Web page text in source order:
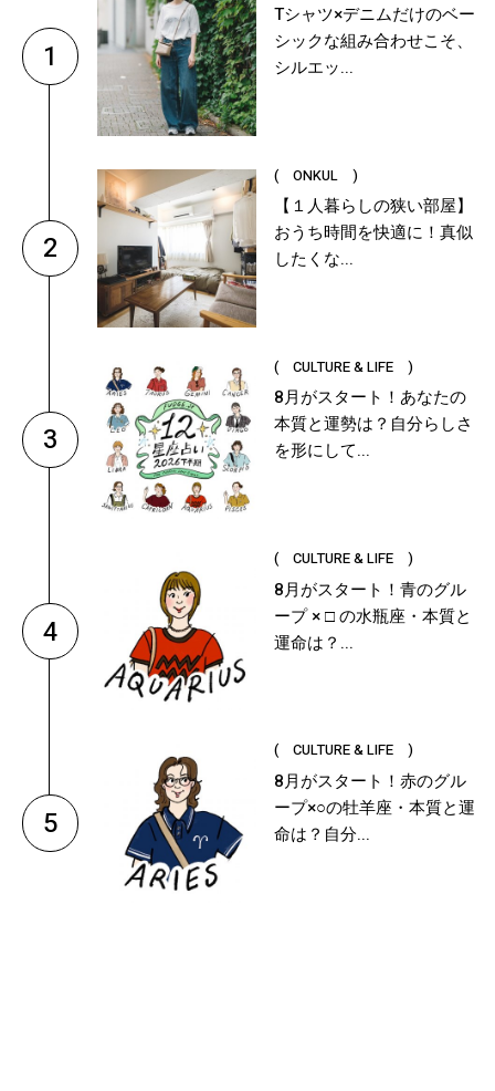
1
Tシャツ×デニムだけのベー
シックな組み合わせこそ、
シルエッ...
2
( ONKUL )
【１人暮らしの狭い部屋】
おうち時間を快適に！真似
したくな...
3
( CULTURE & LIFE )
8月がスタート！あなたの
本質と運勢は？自分らしさ
を形にして...
4
( CULTURE & LIFE )
8月がスタート！青のグル
ープ × □ の水瓶座・本質と
運命は？...
5
( CULTURE & LIFE )
8月がスタート！赤のグル
ープ×○の牡羊座・本質と運
命は？自分...